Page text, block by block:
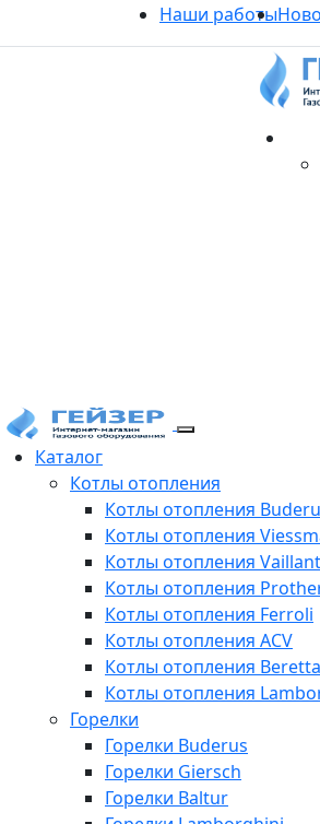
Наши работы
Каталог
Котлы отопления
Котлы отопления
Котлы отопления
Котлы отопления Vaillant
Котлы отопления
Котлы отопления Ferroli
Котлы отопления ACV
Котлы отопления Beretta
Котлы отопления
Горелки
Горелки Buderus
Горелки Giersch
Горелки Baltur